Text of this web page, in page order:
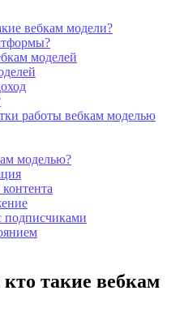
вебкам модели?
моделей
работы вебкам моделью
моделью?
подписчиками
такие вебкам